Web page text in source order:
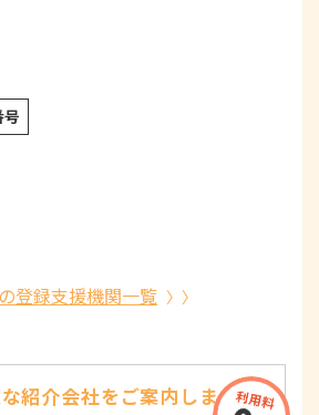
登録支援機関一覧
紹介会社をご案内します！